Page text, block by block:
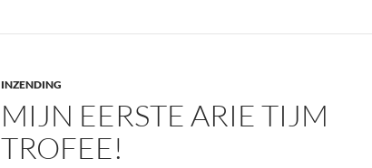
INZENDING
MIJN EERSTE ARIE TIJM
TROFEE!